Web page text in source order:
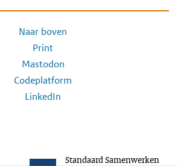
Naar boven
Print
Mastodon
Codeplatform
LinkedIn
Standaard Samenwerken